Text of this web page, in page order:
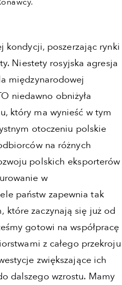
kondycji, poszerzając rynki
Niestety rosyjska agresja
międzynarodowej
niedawno obniżyła
który ma wynieść w tym
otoczeniu polskie
na różnych
polskich eksporterów
w
państw zapewnia tak
które zaczynają się już od
gotowi na współpracę
z całego przekroju
zwiększające ich
dalszego wzrostu. Mamy